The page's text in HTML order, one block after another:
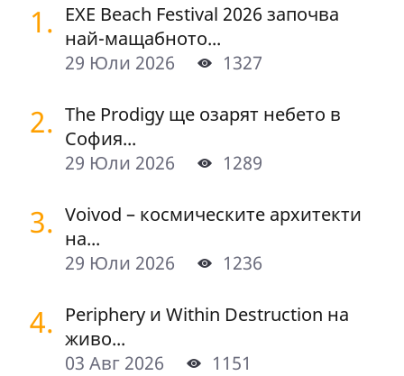
1. EXE Beach Festival 2026 започва
най-мащабното...
29 Юли 2026
1327
2. The Prodigy ще озарят небето в
София...
29 Юли 2026
1289
3. Voivod – космическите архитекти
на...
29 Юли 2026
1236
4. Periphery и Within Destruction на
живо...
03 Авг 2026
1151